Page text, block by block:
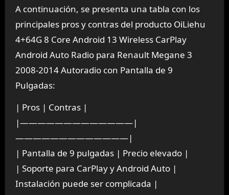
A continuación, se presenta una tabla con los
principales pros y contras del producto OiLiehu
4+64G 8 Core Android 13 Wireless CarPlay
Android Auto Radio para Renault Megane 3
2008-2014 Autoradio con Pantalla de 9
Pulgadas:
| Pros | Contras |
|—————————————|
—————————————|
| Pantalla de 9 pulgadas | Precio elevado |
| Soporte para CarPlay y Android Auto |
Instalación puede ser complicada |